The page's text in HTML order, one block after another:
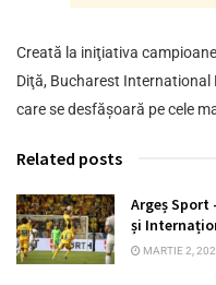
Creată la iniţiativa
Diţă, Bucharest
care se desfășoară pe cele
Related posts
Argeș
și
MARTIE 2,